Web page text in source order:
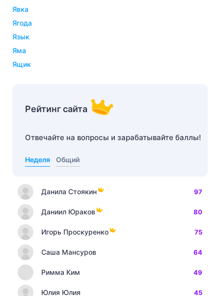
явка
ягода
язык
яма
ящик
Рейтинг сайта
Отвечайте на вопросы и зарабатывайте баллы!
Неделя Общий
Данила Стоякин 97
Даниил Юраков 80
Игорь Проскуренко 75
Саша Мансуров 64
Римма Ким 49
Юлия Юлия 45